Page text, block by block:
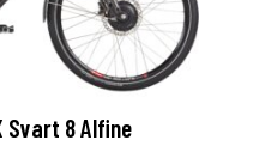
Svart 8 Alfine